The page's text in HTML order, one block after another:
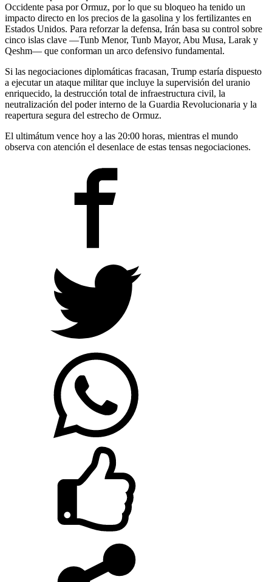
Occidente pasa por Ormuz, por lo que su bloqueo ha tenido un
impacto directo en los precios de la gasolina y los fertilizantes en
Estados Unidos. Para reforzar la defensa, Irán basa su control sobre
cinco islas clave —Tunb Menor, Tunb Mayor, Abu Musa, Larak y
Qeshm— que conforman un arco defensivo fundamental.
Si las negociaciones diplomáticas fracasan, Trump estaría dispuesto
a ejecutar un ataque militar que incluye la supervisión del uranio
enriquecido, la destrucción total de infraestructura civil, la
neutralización del poder interno de la Guardia Revolucionaria y la
reapertura segura del estrecho de Ormuz.
El ultimátum vence hoy a las 20:00 horas, mientras el mundo
observa con atención el desenlace de estas tensas negociaciones.